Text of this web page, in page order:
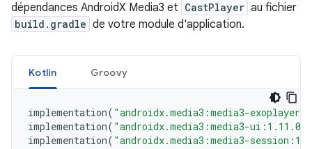
dépendances AndroidX Media3 et CastPlayer au fichier
build.gradle de votre module d'application.
Kotlin Groovy
implementation( "androidx.media3:media3-
implementation( "androidx.media3:media3-ui:1.11.0"
implementation( "androidx.media3:media3-